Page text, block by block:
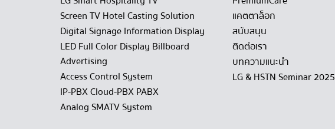
Screen TV Hotel Casting Solution
Digital Signage Information Display
LED Full Color Display Billboard
Advertising
Access Control System
IP-PBX Cloud-PBX PABX
Analog SMATV System
แคตตาล็อก
สนับสนุน
ติดต่อเรา
บทความแนะนำ
LG & HSTN Seminar 2025